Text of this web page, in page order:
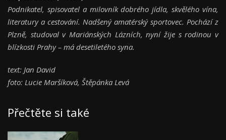
Podnikatel, spisovatel a milovník dobrého jídla, skvělého vína,
literatury a cestování. Nadšený amatérský sportovec. Pochází z
Plzně, studoval v Mariánských Lázních, nyní žije s rodinou v
blízkosti Prahy – má desetiletého syna.
text: Jan David
foto: Lucie Maršíková, Štěpánka Levá
Přečtěte si také